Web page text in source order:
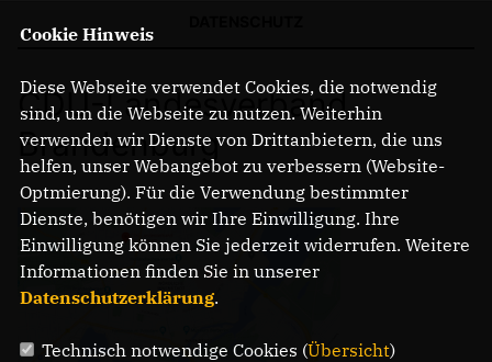
CDU-Landesverband
Brandenburg
Cookie Hinweis
Diese Webseite verwendet Cookies, die notwendig
sind, um die Webseite zu nutzen. Weiterhin
verwenden wir Dienste von Drittanbietern, die uns
helfen, unser Webangebot zu verbessern (Website-
Optmierung). Für die Verwendung bestimmter
Dienste, benötigen wir Ihre Einwilligung. Ihre
Einwilligung können Sie jederzeit widerrufen. Weitere
Informationen finden Sie in unserer
Datenschutzerklärung.
Technisch notwendige Cookies (Übersicht)